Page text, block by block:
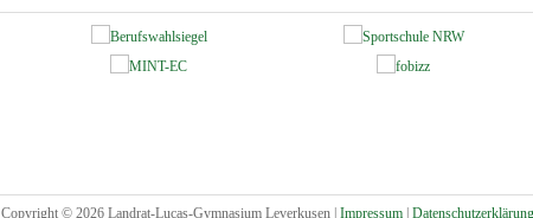
Copyright © 2026 Landrat-Lucas-Gymnasium Leverkusen | Impressum | Datenschutzerklärung